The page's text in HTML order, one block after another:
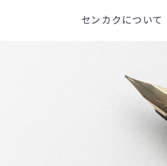
センカクについて